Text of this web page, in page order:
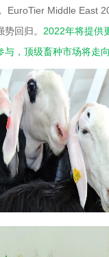
EuroTier Middle East
回归。 2022年将提供
，顶级畜种市场将走向